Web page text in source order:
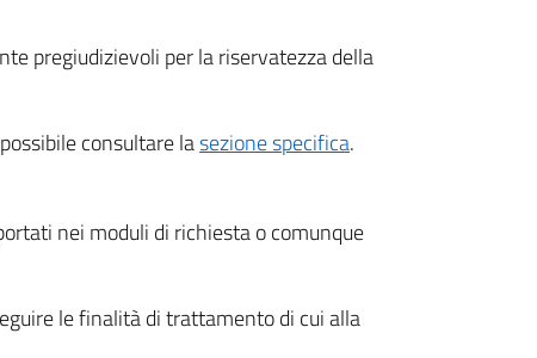
pregiudizievoli per la riservatezza della
consultare lasezione specifica.
nei moduli di richiesta o comunque
le finalità di trattamento di cui alla